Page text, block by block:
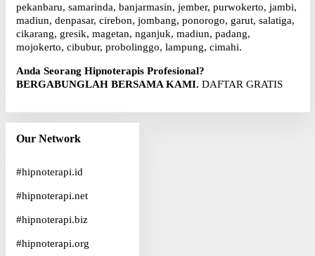
pekanbaru, samarinda, banjarmasin, jember, purwokerto, jambi,
madiun, denpasar, cirebon, jombang, ponorogo, garut, salatiga,
cikarang, gresik, magetan, nganjuk, madiun, padang,
mojokerto, cibubur, probolinggo, lampung, cimahi.
Anda Seorang Hipnoterapis Profesional?
BERGABUNGLAH BERSAMA KAMI. DAFTAR GRATIS
Our Network
#hipnoterapi.id
#hipnoterapi.net
#hipnoterapi.biz
#hipnoterapi.org